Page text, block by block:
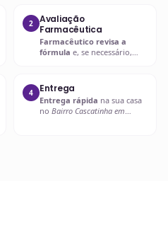
2
Avaliação
Farmacêutica
Farmacêutico revisa a
fórmula e, se necessário,
esclarecimentos.
4 Entrega
Entrega rápida na sua casa
no Bairro Cascatinha em